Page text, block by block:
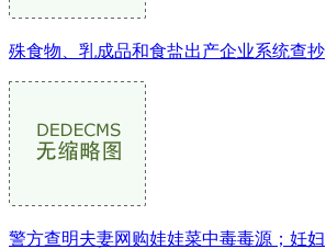
殊食物、乳成品和食盐出产企业系统查抄
警方查明夫妻网购娃娃菜中毒毒源；妊妇